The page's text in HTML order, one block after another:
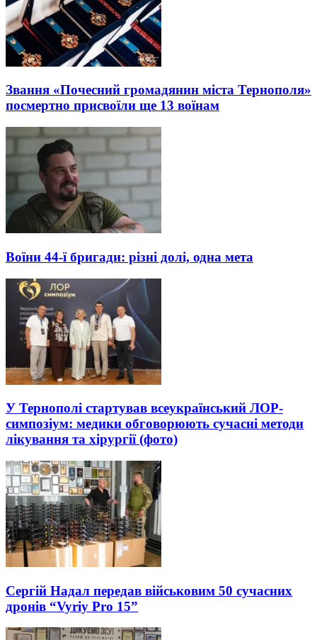
Звання «Почесний громадянин міста Тернополя»
посмертно присвоїли ще 13 воїнам
Воїни 44-ї бригади: різні долі, одна мета
У Тернополі стартував всеукраїнський ЛОР-
симпозіум: медики обговорюють сучасні методи
лікування та хірургії (фото)
Сергій Надал передав військовим 50 сучасних
дронів “Vyriy Pro 15”